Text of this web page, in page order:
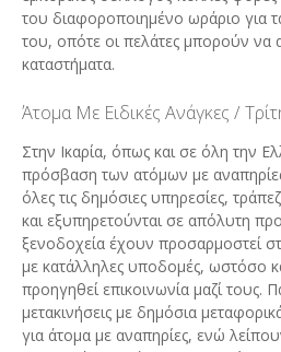
του διαφοροποιημένο ωράριο για
του, οπότε οι πελάτες μπορούν να
καταστήματα.
Άτομα Με Ειδικές Ανάγκες /
Στην Ικαρία, όπως και σε όλη την
πρόσβαση των ατόμων με
όλες τις δημόσιες υπηρεσίες,
και εξυπηρετούνται σε απόλυτη
ξενοδοχεία έχουν προσαρμοστεί
με κατάλληλες υποδομές, ωστόσο
προηγηθεί επικοινωνία μαζί τους.
μετακινήσεις με δημόσια
για άτομα με αναπηρίες, ενώ